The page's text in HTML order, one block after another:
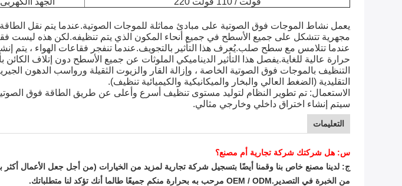
عندما تتلامس مع سطح صلب.يُعرف هذا التأثير بالتجويف.
التقليدية (الضغط العالي والبخار والميكانيكية والكيميائية تنظيف).
سيتم إنشاء اختراق داخلي وخارجي مثالي.
التعليمات
س: هل شركتك شركة تجارية أم مصنع؟
من الخبرة في التصدير.OEM / ODM مرحب به بحرارة منكم جميعًا طالما أنك تؤكد لنا متطلباتك.